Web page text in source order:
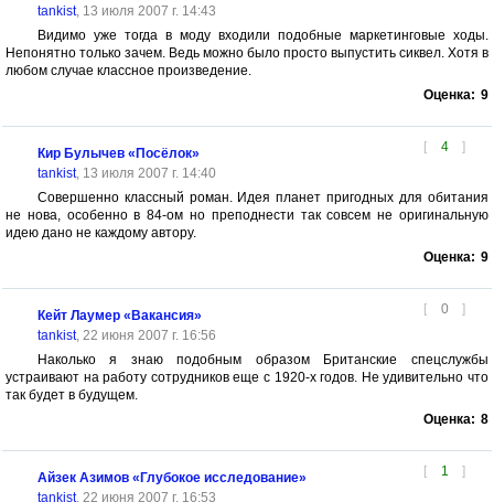
tankist, 13 июля 2007 г. 14:43
Видимо уже тогда в моду входили подобные маркетинговые ходы.
Непонятно только зачем. Ведь можно было просто выпустить сиквел. Хотя в
любом случае классное произведение.
Оценка: 9
[ 4 ]
Кир Булычев «Посёлок»
tankist, 13 июля 2007 г. 14:40
Совершенно классный роман. Идея планет пригодных для обитания
не нова, особенно в 84-ом но преподнести так совсем не оригинальную
идею дано не каждому автору.
Оценка: 9
[ 0 ]
Кейт Лаумер «Вакансия»
tankist, 22 июня 2007 г. 16:56
Наколько я знаю подобным образом Британские спецслужбы
устраивают на работу сотрудников еще с 1920-х годов. Не удивительно что
так будет в будущем.
Оценка: 8
[ 1 ]
Айзек Азимов «Глубокое исследование»
tankist, 22 июня 2007 г. 16:53